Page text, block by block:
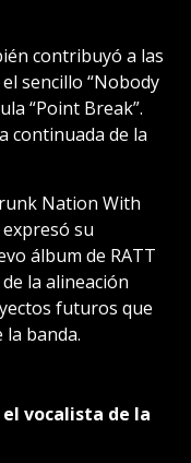
contribuyó a las
sencillo “Nobody
“Point Break”.
continuada de la
Nation With
expresó su
álbum de RATT
la alineación
futuros que
banda.
vocalista de la